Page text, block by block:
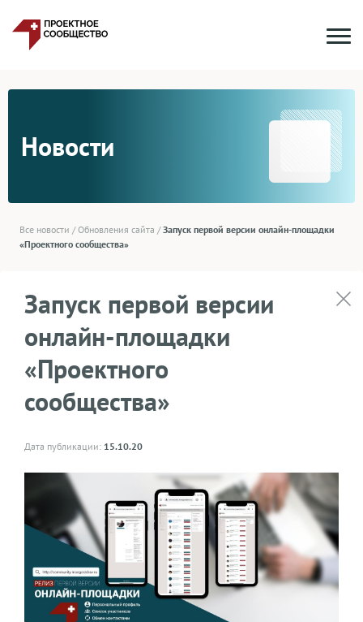
Новости
Все новости /Обновления сайта /Запуск первой версии онлайн-площадки
«Проектного сообщества»
Запуск первой версии
онлайн-площадки
«Проектного
сообщества»
Дата публикации: 15.10.20